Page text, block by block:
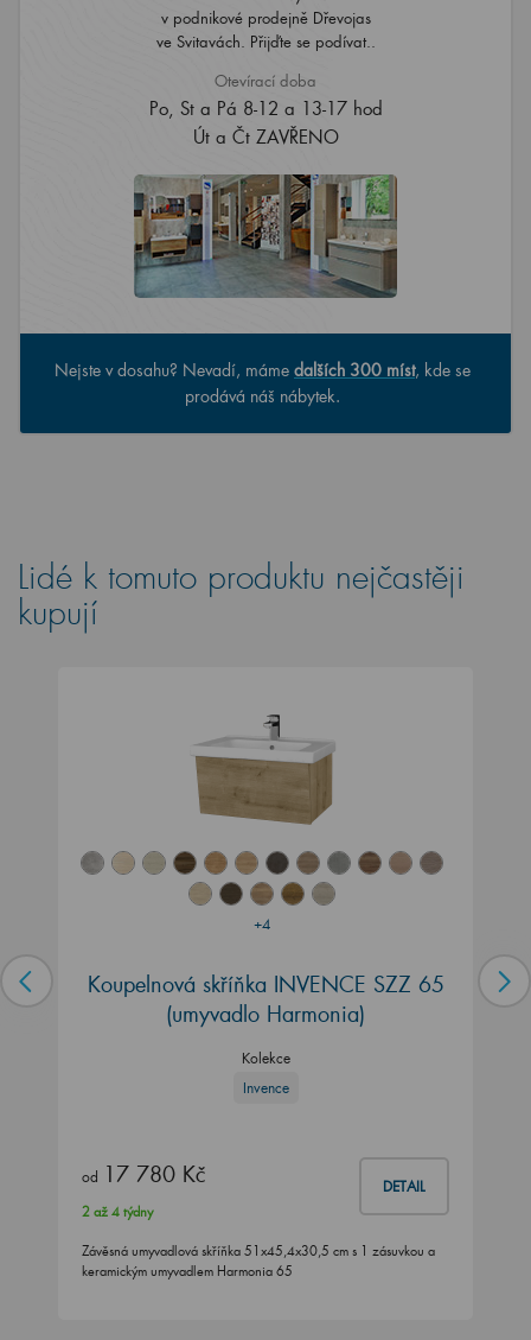
v podnikové prodejně Dřevojas
ve Svitavách. Přijďte se podívat..
Otevírací doba
Po, St a Pá 8-12 a 13-17 hod
Út a Čt ZAVŘENO
Nejste v dosahu? Nevadí, máme dalších 300 míst, kde se
prodává náš nábytek.
Lidé k tomuto produktu nejčastěji
kupují
+4
Koupelnová skříňka INVENCE SZZ 65
(umyvadlo Harmonia)
Kolekce
Invence
od 17 780 Kč DETAIL
2 až 4 týdny
Závěsná umyvadlová skříňka 51x45,4x30,5 cm s 1 zásuvkou a
keramickým umyvadlem Harmonia 65